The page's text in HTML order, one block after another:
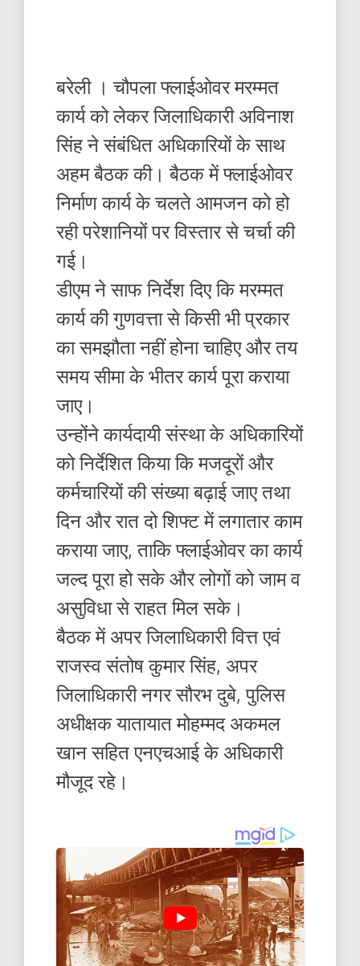
बरेली । चौपला फ्लाईओवर मरम्मत
कार्य को लेकर जिलाधिकारी अविनाश
सिंह ने संबंधित अधिकारियों के साथ
अहम बैठक की। बैठक में फ्लाईओवर
निर्माण कार्य के चलते आमजन को हो
रही परेशानियों पर विस्तार से चर्चा की
गई।
डीएम ने साफ निर्देश दिए कि मरम्मत
कार्य की गुणवत्ता से किसी भी प्रकार
का समझौता नहीं होना चाहिए और तय
समय सीमा के भीतर कार्य पूरा कराया
जाए।
उन्होंने कार्यदायी संस्था के अधिकारियों
को निर्देशित किया कि मजदूरों और
कर्मचारियों की संख्या बढ़ाई जाए तथा
दिन और रात दो शिफ्ट में लगातार काम
कराया जाए, ताकि फ्लाईओवर का कार्य
जल्द पूरा हो सके और लोगों को जाम व
असुविधा से राहत मिल सके।
बैठक में अपर जिलाधिकारी वित्त एवं
राजस्व संतोष कुमार सिंह, अपर
जिलाधिकारी नगर सौरभ दुबे, पुलिस
अधीक्षक यातायात मोहम्मद अकमल
खान सहित एनएचआई के अधिकारी
मौजूद रहे।